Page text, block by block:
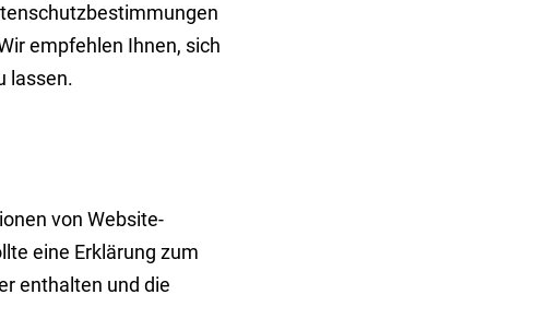
empfehlen Ihnen, sich
lassen.
von Website-
eine Erklärung zum
enthalten und die